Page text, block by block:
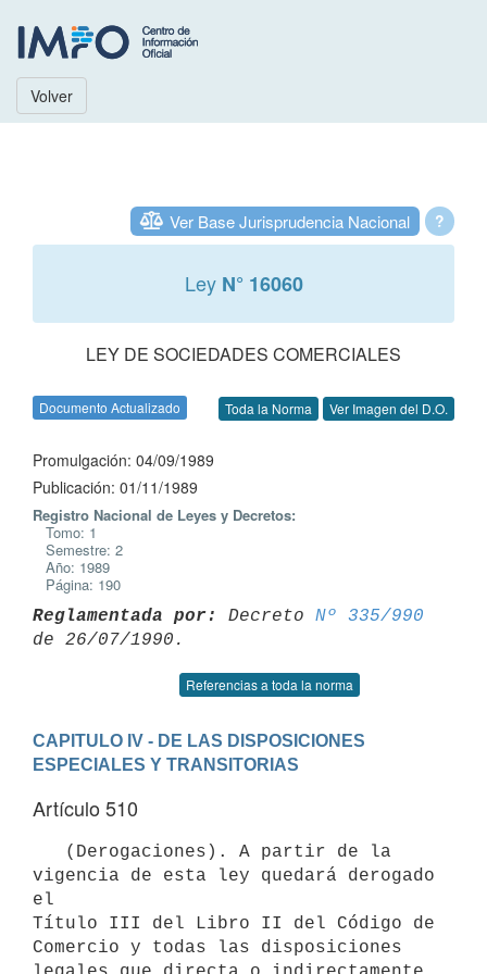
Volver
?
Ver Base Jurisprudencia Nacional
Ley N° 16060
LEY DE SOCIEDADES COMERCIALES
Documento Actualizado Toda la Norma Ver Imagen del D.O.
Promulgación: 04/09/1989
Publicación: 01/11/1989
Registro Nacional de Leyes y Decretos:
Tomo: 1
Semestre: 2
Año: 1989
Página: 190
Reglamentada por: Decreto Nº 335/990
Referencias a toda la norma
CAPITULO IV - DE LAS DISPOSICIONES
ESPECIALES Y TRANSITORIAS
Artículo 510
vigencia de esta ley quedará derogado
el
Título III del Libro II del Código de
Comercio y todas las disposiciones